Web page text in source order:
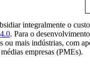
integralmente o
. Para o
mais indústrias, com
empresas (PMEs).